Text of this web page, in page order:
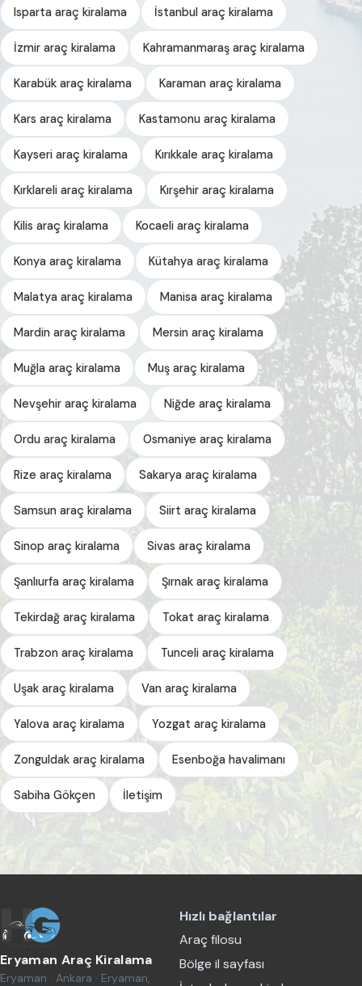
Isparta araç kiralama İstanbul araç kiralama
İzmir araç kiralama Kahramanmaraş araç kiralama
Karabük araç kiralama Karaman araç kiralama
Kars araç kiralama Kastamonu araç kiralama
Kayseri araç kiralama Kırıkkale araç kiralama
Kırklareli araç kiralama Kırşehir araç kiralama
Kilis araç kiralama Kocaeli araç kiralama
Konya araç kiralama Kütahya araç kiralama
Malatya araç kiralama Manisa araç kiralama
Mardin araç kiralama Mersin araç kiralama
Muğla araç kiralama Muş araç kiralama
Nevşehir araç kiralama Niğde araç kiralama
Ordu araç kiralama Osmaniye araç kiralama
Rize araç kiralama Sakarya araç kiralama
Samsun araç kiralama Siirt araç kiralama
Sinop araç kiralama Sivas araç kiralama
Şanlıurfa araç kiralama Şırnak araç kiralama
Tekirdağ araç kiralama Tokat araç kiralama
Trabzon araç kiralama Tunceli araç kiralama
Uşak araç kiralama Van araç kiralama
Yalova araç kiralama Yozgat araç kiralama
Zonguldak araç kiralama Esenboğa havalimanı
Sabiha Gökçen İletişim
Eryaman Araç Kiralama
Eryaman · Ankara · Eryaman,
Hızlı bağlantılar
Araç filosu
Bölge il sayfası